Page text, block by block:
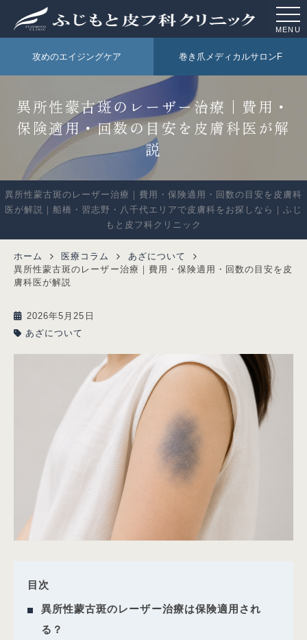
MENU
攻めのエイジングケア 巻き爪メディカルサロンF
異所性蒙古斑のレーザー治療｜費用・
保険適用・回数の目安を皮膚科医が解
説
異所性蒙古斑のレーザー治療｜費用・保険適用・回数の目安を皮膚科
医が解説｜船橋・習志野・八千代エリアで皮膚科をお探しなら｜ふじ
もと皮フ科クリニック
ホーム 医療コラム
あざについて
異所性蒙古斑のレーザー治療｜費用・保険適用・回数の目安を皮
膚科医が解説
2026年5月25日
あざについて
目次
異所性蒙古斑のレーザー治療は保険適用され
る？